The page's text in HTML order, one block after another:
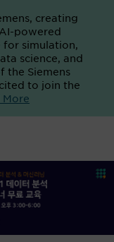
creating
powered
simulation,
science, and
the Siemens
to join the
More